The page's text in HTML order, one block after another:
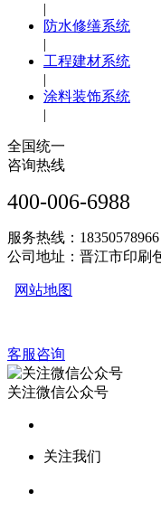
|
防水修缮系统
|
工程建材系统
|
涂料装饰系统
|
全国统一
咨询热线
400-006-6988
服务热线：
公司地址：晋江市印刷
网站地图
客服咨询
关注微信公众号
关注我们